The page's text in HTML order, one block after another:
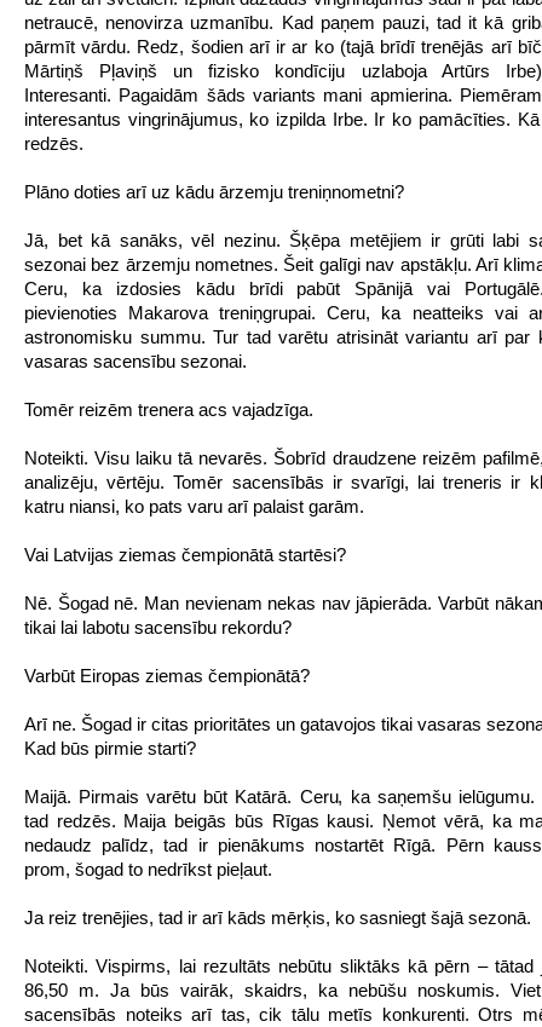
netraucē, nenovirza uzmanību. Kad paņem pauzi, tad it kā
pārmīt vārdu. Redz, šodien arī ir ar ko (tajā brīdī trenējās arī
Mārtiņš Pļaviņš un fizisko kondīciju uzlaboja Artūrs
Interesanti. Pagaidām šāds variants mani apmierina.
interesantus vingrinājumus, ko izpilda Irbe. Ir ko pamācīties.
redzēs.
Plāno doties arī uz kādu ārzemju treniņnometni?
Jā, bet kā sanāks, vēl nezinu. Šķēpa metējiem ir grūti labi
sezonai bez ārzemju nometnes. Šeit galīgi nav apstākļu. Arī
Ceru, ka izdosies kādu brīdi pabūt Spānijā vai
pievienoties Makarova treniņgrupai. Ceru, ka neatteiks vai
astronomisku summu. Tur tad varētu atrisināt variantu arī par
vasaras sacensību sezonai.
Tomēr reizēm trenera acs vajadzīga.
Noteikti. Visu laiku tā nevarēs. Šobrīd draudzene reizēm
analizēju, vērtēju. Tomēr sacensībās ir svarīgi, lai treneris ir
katru niansi, ko pats varu arī palaist garām.
Vai Latvijas ziemas čempionātā startēsi?
Nē. Šogad nē. Man nevienam nekas nav jāpierāda. Varbūt
tikai lai labotu sacensību rekordu?
Varbūt Eiropas ziemas čempionātā?
Arī ne. Šogad ir citas prioritātes un gatavojos tikai vasaras
Kad būs pirmie starti?
Maijā. Pirmais varētu būt Katārā. Ceru, ka saņemšu ielūgumu.
tad redzēs. Maija beigās būs Rīgas kausi. Ņemot vērā, ka
nedaudz palīdz, tad ir pienākums nostartēt Rīgā. Pērn
prom, šogad to nedrīkst pieļaut.
Ja reiz trenējies, tad ir arī kāds mērķis, ko sasniegt šajā sezonā.
Noteikti. Vispirms, lai rezultāts nebūtu sliktāks kā pērn – tātad
86,50 m. Ja būs vairāk, skaidrs, ka nebūšu noskumis.
sacensībās noteiks arī tas, cik tālu metīs konkurenti. Otrs